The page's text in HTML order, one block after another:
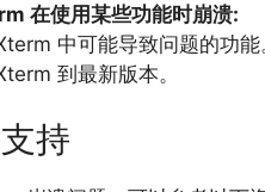
在使用某些功能时崩溃:
中可能导致问题的功能
到最新版本。
持